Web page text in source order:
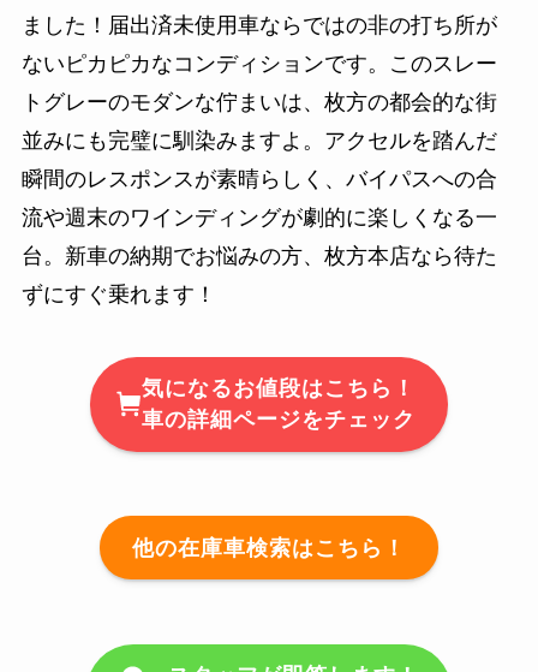
ました！届出済未使用車ならではの非の打ち所が
ないピカピカなコンディションです。このスレー
トグレーのモダンな佇まいは、枚方の都会的な街
並みにも完璧に馴染みますよ。アクセルを踏んだ
瞬間のレスポンスが素晴らしく、バイパスへの合
流や週末のワインディングが劇的に楽しくなる一
台。新車の納期でお悩みの方、枚方本店なら待た
ずにすぐ乗れます！
気になるお値段はこちら！
車の詳細ページをチェック
他の在庫車検索はこちら！